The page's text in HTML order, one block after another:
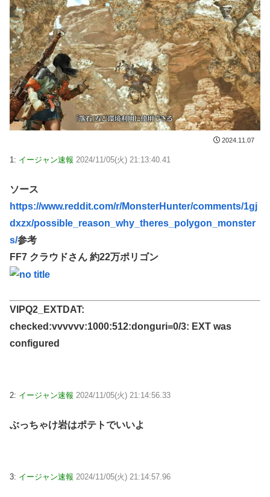
2024.11.07
1: イージャン速報 2024/11/05(火) 21:13:40.41
ソース
https://www.reddit.com/r/MonsterHunter/comments/1gj
dxzx/possible_reason_why_theres_polygon_monster
s/参考
FF7 クラウドさん 約22万ポリゴン
VIPQ2_EXTDAT:
checked:vvvvvv:1000:512:donguri=0/3: EXT was
configured
2: イージャン速報 2024/11/05(火) 21:14:56.33
ぶっちゃけ岩はポテトでいいよ
3: イージャン速報 2024/11/05(火) 21:14:57.96